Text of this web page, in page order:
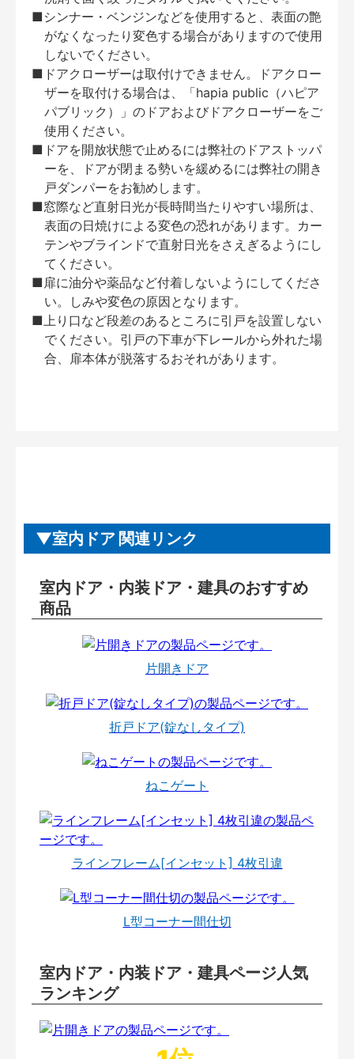
■シンナー・ベンジンなどを使用すると、表面の艶
がなくなったり変色する場合がありますので使用
しないでください。
■ドアクローザーは取付けできません。ドアクロー
ザーを取付ける場合は、「hapia public（ハピア
パブリック）」のドアおよびドアクローザーをご
使用ください。
■ドアを開放状態で止めるには弊社のドアストッパ
ーを、ドアが閉まる勢いを緩めるには弊社の開き
戸ダンパーをお勧めします。
■窓際など直射日光が長時間当たりやすい場所は、
表面の日焼けによる変色の恐れがあります。カー
テンやブラインドで直射日光をさえぎるようにし
てください。
■扉に油分や薬品など付着しないようにしてくださ
い。しみや変色の原因となります。
■上り口など段差のあるところに引戸を設置しない
でください。引戸の下車が下レールから外れた場
合、扉本体が脱落するおそれがあります。
室内ドア 関連リンク
室内ドア・内装ドア・建具のおすすめ
商品
片開きドア
折戸ドア(錠なしタイプ)
ねこゲート
ラインフレーム[インセット] 4枚引違
L型コーナー間仕切
室内ドア・内装ドア・建具ページ人気
ランキング